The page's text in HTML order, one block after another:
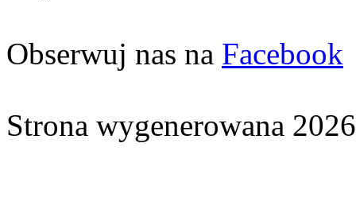
Obserwuj nas na Facebook
Strona wygenerowana